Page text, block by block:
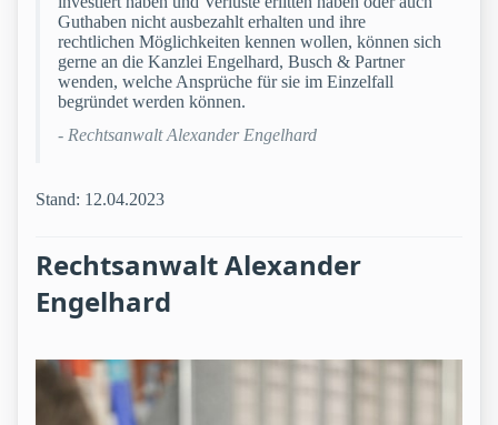
Guthaben nicht ausbezahlt erhalten und ihre
rechtlichen Möglichkeiten kennen wollen, können sich
gerne an die Kanzlei Engelhard, Busch & Partner
wenden, welche Ansprüche für sie im Einzelfall
begründet werden können.
- Rechtsanwalt Alexander Engelhard
Stand: 12.04.2023
Rechtsanwalt Alexander
Engelhard